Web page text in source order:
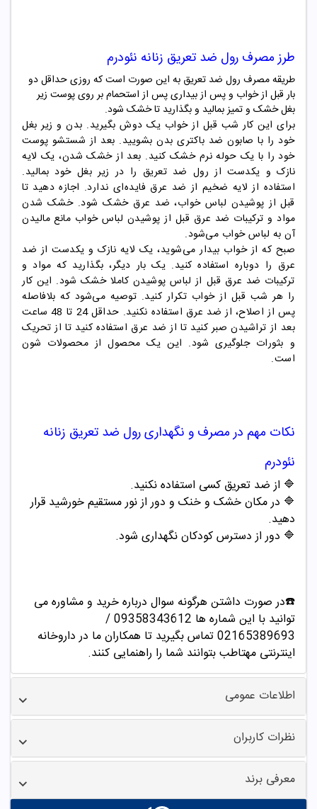
طرز مصرف رول ضد تعریق زنانه نئودرم
طریقه مصرف رول ضد تعریق به این صورت است که روزی حداقل دو
بار قبل از خواب و پس از بیداری پس از استحمام بر روی پوست زیر
بغل خشک و تمیز بمالید و بگذارید تا خشک شود.
برای این کار شب قبل از خواب یک دوش بگیرید. بدن و زیر بغل
خود را با صابون ضد باکتری بدن بشویید. بعد از شستشو پوست
خود را با یک حوله نرم خشک کنید. بعد از خشک شدن، یک لایه
نازک و یکدست از رول ضد تعریق را در زیر بغل خود بمالید.
استفاده از لایه ضخیم از ضد عرق فایده‌ای ندارد. اجازه دهید تا
قبل از پوشیدن لباس خواب، ضد عرق خشک شود. خشک شدن
مواد و ترکیبات ضد عرق قبل از پوشیدن لباس خواب مانع مالیدن
آن به لباس خواب می‌شود.
صبح که از خواب بیدار می‌شوید، یک لایه نازک و یکدست از ضد
عرق را دوباره استفاده کنید. یک بار دیگر، بگذارید که مواد و
ترکیبات ضد عرق قبل از لباس پوشیدن کاملا خشک شود. این کار
را هر شب قبل از خواب تکرار کنید. توصیه می‌شود که بلافاصله
پس از اصلاح، از ضد عرق استفاده نکنید. حداقل 24 تا 48 ساعت
بعد از تراشیدن صبر کنید تا از ضد عرق استفاده کنید تا از تحریک
و بثورات جلوگیری شود. این یک محصول از محصولات شون
است.
نکات مهم در مصرف و نگهداریرول ضد تعریق زنانه
نئودرم
🔷 از ضد تعریق کسی استفاده نکنید.
🔷 در مکان خشک و خنک و دور از نور مستقیم خورشید قرار
دهید.
🔷 دور از دسترس کودکان نگهداری شود.
☎️در صورت داشتن هرگونه سوال درباره خرید و مشاوره می
توانید با این شماره ها 09358343612 /
02165389693تماس بگیرید تا همکاران ما در داروخانه
اینترنتی مهتاطب بتوانند شما را راهنمایی کنند.
اطلاعات عمومی
نظرات کاربران
معرفی برند